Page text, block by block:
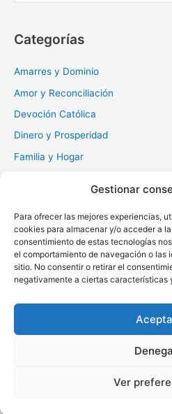
Gestionar
Para ofrecer las mejores experiencias,
cookies para almacenar y/o acceder a
consentimiento de estas tecnologías
el comportamiento de navegación o las
sitio. No consentir o retirar el
negativamente a ciertas características
Ver
r
Categorías
Amarres y Dominio
Amor y Reconciliación
Devoción Católica
Dinero y Prosperidad
Familia y Hogar
Muerte y Difuntos
Oraciones Diarias
Otras
Protección y Liberación
Salud y Sanación